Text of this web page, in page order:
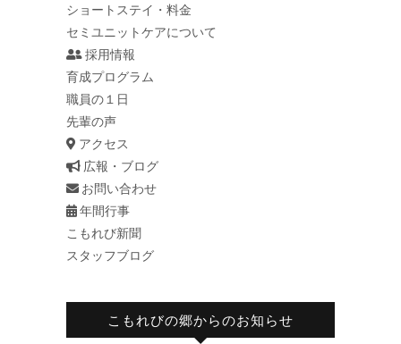
ショートステイ・料金
セミユニットケアについて
採用情報
育成プログラム
職員の１日
先輩の声
アクセス
広報・ブログ
お問い合わせ
年間行事
こもれび新聞
スタッフブログ
こもれびの郷からのお知らせ